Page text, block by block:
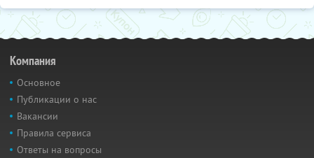
Компания
Основное
Публикации о нас
Вакансии
Правила сервиса
Ответы на вопросы